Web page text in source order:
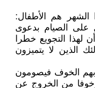
الشهر هم الأطفال:
على الصيام بدعوى
لهذا التجويع خطرا
الذين لا يتميزون
بهم الخوف فيصومون
من الخروج عن